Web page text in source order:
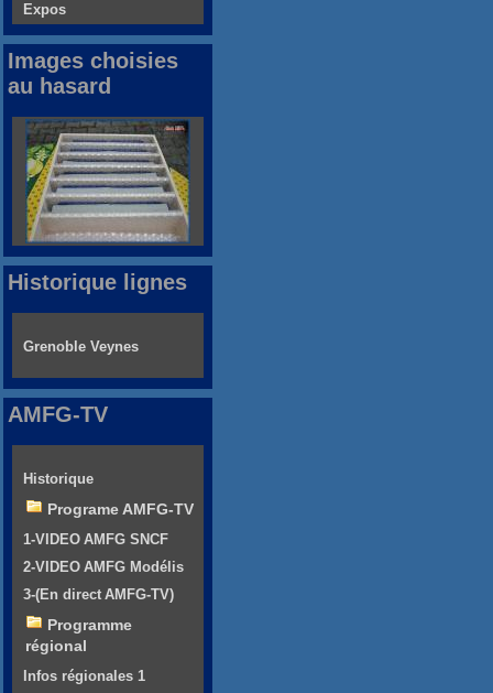
Expos
Images choisies
au hasard
Historique lignes
Grenoble Veynes
AMFG-TV
Historique
Programe AMFG-TV
1-VIDEO AMFG SNCF
2-VIDEO AMFG Modélis
3-(En direct AMFG-TV)
Programme
régional
Infos régionales 1